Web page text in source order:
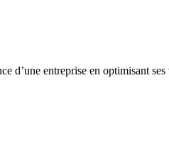
d’une entreprise en optimisant